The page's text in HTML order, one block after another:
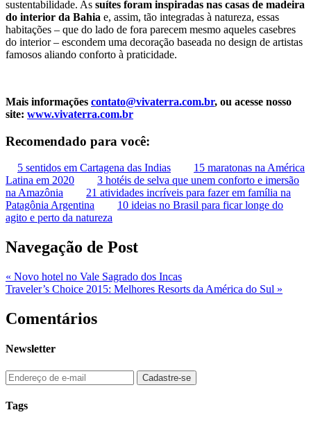
sustentabilidade. As suítes foram inspiradas nas casas de madeira
do interior da Bahia e, assim, tão integradas à natureza, essas
habitações – que do lado de fora parecem mesmo aqueles casebres
do interior – escondem uma decoração baseada no design de artistas
famosos aliando conforto à praticidade.
Mais informações contato@vivaterra.com.br, ou acesse nosso
site: www.vivaterra.com.br
Recomendado para você:
5 sentidos em Cartagena das Indias
15 maratonas na América
Latina em 2020
3 hotéis de selva que unem conforto e imersão
na Amazônia
21 atividades incríveis para fazer em família na
Patagônia Argentina
10 ideias no Brasil para ficar longe do
agito e perto da natureza
Navegação de Post
« Novo hotel no Vale Sagrado dos Incas
Traveler’s Choice 2015: Melhores Resorts da América do Sul »
Comentários
Newsletter
Tags